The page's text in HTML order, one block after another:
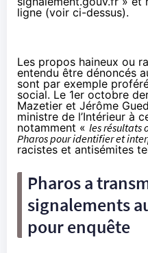
ligne (voir ci-dessus).
Les propos haineux ou
entendu être dénoncés
sont par exemple
social. Le 1er octobre
Mazetier et Jérôme
ministre de l’Intérieur à
notamment « les résultats
Pharospour identifier et
racistes et antisémites
Pharosa
signalements
pour enquête